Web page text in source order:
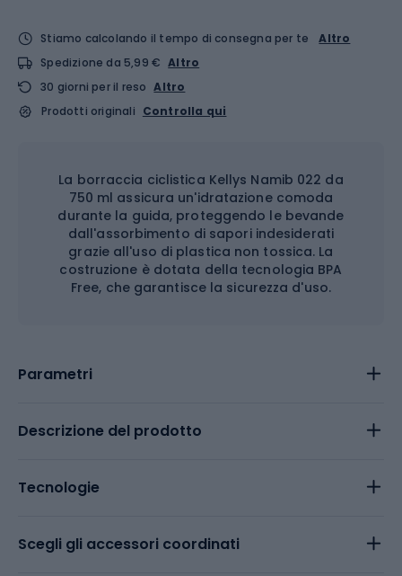
Stiamo calcolando il tempo di consegna per te
Altro
Spedizione da 5,99 € Altro
30 giorni per il reso Altro
Prodotti originali Controlla qui
La borraccia ciclistica Kellys Namib 022 da
750 ml assicura un'idratazione comoda
durante la guida, proteggendo le bevande
dall'assorbimento di sapori indesiderati
grazie all'uso di plastica non tossica. La
costruzione è dotata della tecnologia BPA
Free, che garantisce la sicurezza d'uso.
Parametri
Descrizione del prodotto
Tecnologie
Scegli gli accessori coordinati